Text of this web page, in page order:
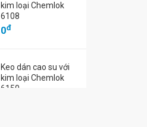
kim loại Chemlok
6108
0đ
Keo dán cao su với
kim loại Chemlok
6150